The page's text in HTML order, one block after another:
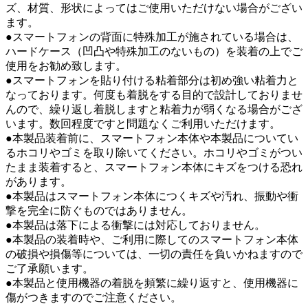
ズ、材質、形状によってはご使用いただけない場合がござい
ます。
●スマートフォンの背面に特殊加工が施されている場合は、
ハードケース（凹凸や特殊加工のないもの）を装着の上でご
使用をお勧め致します。
●スマートフォンを貼り付ける粘着部分は初め強い粘着力と
なっております。何度も着脱をする目的で設計しておりませ
んので、繰り返し着脱しますと粘着力が弱くなる場合がござ
います。数回程度ですと問題なくご利用いただけます。
●本製品装着前に、スマートフォン本体や本製品についてい
るホコリやゴミを取り除いてください。ホコリやゴミがつい
たまま装着すると、スマートフォン本体にキズをつける恐れ
があります。
●本製品はスマートフォン本体につくキズや汚れ、振動や衝
撃を完全に防ぐものではありません。
●本製品は落下による衝撃には対応しておりません。
●本製品の装着時や、ご利用に際してのスマートフォン本体
の破損や損傷等については、一切の責任を負いかねますので
ご了承願います。
●本製品と使用機器の着脱を頻繁に繰り返すと、使用機器に
傷がつきますのでご注意ください。